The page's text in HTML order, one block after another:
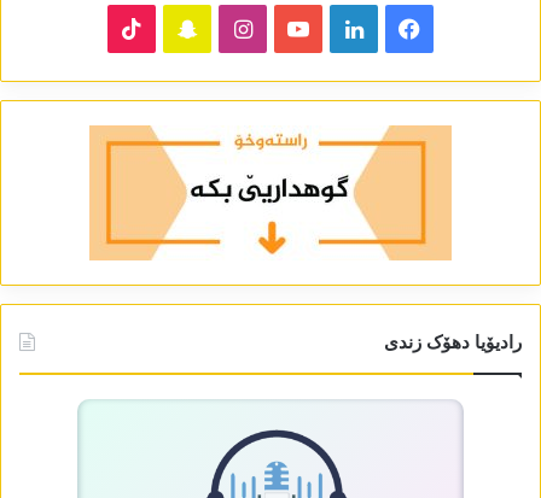
Facebook
LinkedIn
YouTube
Instagram
Snapchat
رادیۆیا دھۆک زندی